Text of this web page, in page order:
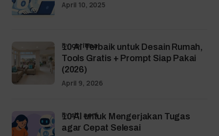
April 10, 2025
10 AI Terbaik untuk Desain Rumah,
Tools Gratis + Prompt Siap Pakai
(2026)
bycoriena
April 9, 2026
10 AI untuk Mengerjakan Tugas
agar Cepat Selesai
bysiti aeni